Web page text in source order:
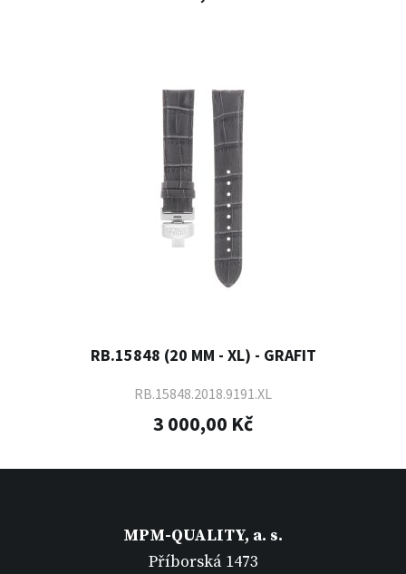
RB.15848 (20 MM - XL) - GRAFIT
RB.15848.2018.9191.XL
3 000,00 Kč
MPM-QUALITY, a. s.
Příborská 1473